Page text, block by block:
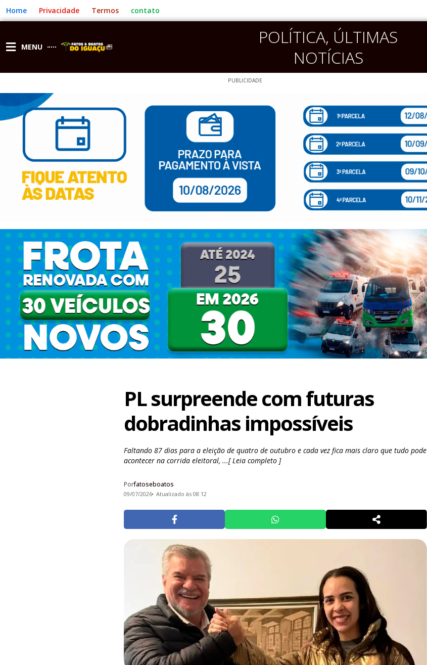
para
o
Home Privacidade Termos contato
MENU POLÍTICA, ÚLTIMAS
NOTÍCIAS
PUBLICIDADE
PL surpreende com futuras
dobradinhas impossíveis
Faltando 87 dias para a eleição de quatro de outubro e cada vez fica mais claro que tudo pode
acontecer na corrida eleitoral, ...[ Leia completo ]
Porfatoseboatos
09/07/2026 Atualizado às 08:12